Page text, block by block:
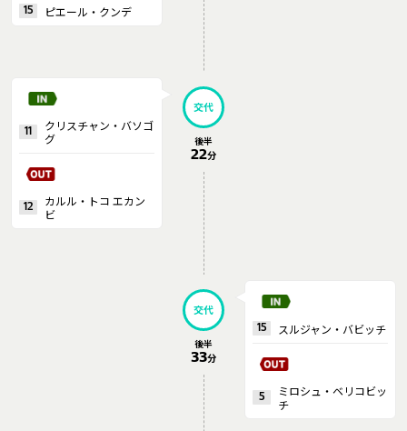
15 ピエール・クンデ
11
クリスチャン・バソゴ
グ
12
カルル・トコ エカン
ビ
交代
後半
22分
交代
後半
33分
15 スルジャン・バビッチ
5
ミロシュ・ベリコビッ
チ